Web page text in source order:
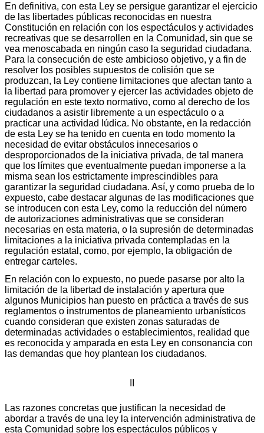
En definitiva, con esta Ley se persigue garantizar el ejercicio
de las libertades públicas reconocidas en nuestra
Constitución en relación con los espectáculos y actividades
recreativas que se desarrollen en la Comunidad, sin que se
vea menoscabada en ningún caso la seguridad ciudadana.
Para la consecución de este ambicioso objetivo, y a fin de
resolver los posibles supuestos de colisión que se
produzcan, la Ley contiene limitaciones que afectan tanto a
la libertad para promover y ejercer las actividades objeto de
regulación en este texto normativo, como al derecho de los
ciudadanos a asistir libremente a un espectáculo o a
practicar una actividad lúdica. No obstante, en la redacción
de esta Ley se ha tenido en cuenta en todo momento la
necesidad de evitar obstáculos innecesarios o
desproporcionados de la iniciativa privada, de tal manera
que los límites que eventualmente puedan imponerse a la
misma sean los estrictamente imprescindibles para
garantizar la seguridad ciudadana. Así, y como prueba de lo
expuesto, cabe destacar algunas de las modificaciones que
se introducen con esta Ley, como la reducción del número
de autorizaciones administrativas que se consideran
necesarias en esta materia, o la supresión de determinadas
limitaciones a la iniciativa privada contempladas en la
regulación estatal, como, por ejemplo, la obligación de
entregar carteles.
En relación con lo expuesto, no puede pasarse por alto la
limitación de la libertad de instalación y apertura que
algunos Municipios han puesto en práctica a través de sus
reglamentos o instrumentos de planeamiento urbanísticos
cuando consideran que existen zonas saturadas de
determinadas actividades o establecimientos, realidad que
es reconocida y amparada en esta Ley en consonancia con
las demandas que hoy plantean los ciudadanos.
Las razones concretas que justifican la necesidad de
abordar a través de una ley la intervención administrativa de
esta Comunidad sobre los espectáculos públicos y